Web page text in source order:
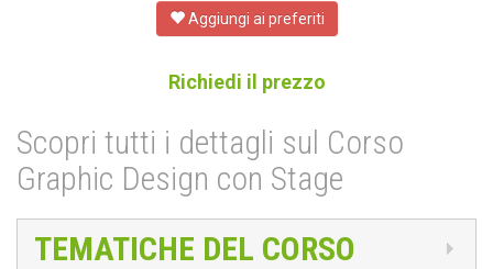
Aggiungi ai preferiti
Richiedi il prezzo
Scopri tutti i dettagli sul Corso
Graphic Design con Stage
TEMATICHE DEL CORSO